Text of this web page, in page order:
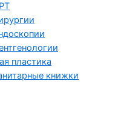
пластика
книжки